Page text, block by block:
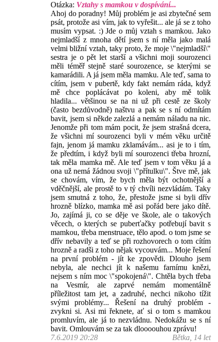
Otázka: Vztahy s mamkou v dospívání...
Ahoj do poradny! Můj problém je asi zbytečné sem
psát, protože asi vím, jak to vyřešit... ale já se z toho
musím vypsat. :) Jde o můj vztah s mamkou. Jako
nejmladší z mnoha dětí jsem s ní měla jako malá
velmi bližní vztah, taky proto, že moje \"nejmladší\"
sestra je o pět let starší a všichni moji sourozenci
měli téměř stejně staré sourozence, se kterými se
kamarádili. A já jsem měla mamku. Ale teď, sama to
cítím, jsem v pubertě, kdy fakt nemám ráda, když
mě chce poplácávat po koleni, aby mě tolik
hladila... většinou se na ni už při cestě ze školy
(často bezdůvodně) naštvu a pak se s ní odmítám
bavit, jsem si někde zalezlá a nemám náladu na nic.
Jenomže při tom mám pocit, že jsem strašná dcera,
že všichni mí sourozenci byli v mém věku určitě
fajn, jenom já mamku zklamávám... asi je to i tím,
že předtím, i když byli mí sourozenci třeba hrozní,
tak měla mamka mě. Ale teď jsem v tom věku já a
ona už nemá žádnou svoji \"přítulku\". Štve mě, jak
se chovám, vím, že bych měla být ochotnější a
vděčnější, ale prostě to v tý chvíli nezvládám. Taky
jsem smutná z toho, že, přestože jsme si byli dřív
hrozně blízko, mamka mě asi pořád bere jako dítě.
Jo, zajímá ji, co se děje ve škole, ale o takových
věcech, o kterých se puberťačky potřebují bavit s
mamkou, třeba menstruace, tělo apod. o tom jsme se
dřív nebavily a teď se při rozhovorech o tom cítím
hrozně a radši z toho nějak vycouvám... Moje řešení
na první problém - jít ke zpovědi. Dlouho jsem
nebyla, ale nechci jít k našemu farnímu knězi,
nejsem s ním moc \"spokojená\". Chtěla bych třeba
na Vesmír, ale zaprvé nemám momentálně
příležitost tam jet, a zadruhé, nechci nikoho tížit
svými problémy... Řešení na druhý problém -
zvykni si. Asi mi řeknete, ať si o tom s mamkou
promluvím, ale já to nezvládnu. Nedokážu se s ní
bavit. Omlouvám se za tak dloooouhou zprávu!
7.6.2019 20:28
Bětka, 14 let